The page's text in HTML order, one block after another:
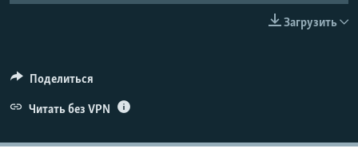
ELIFBE
УКРАИНСКАЯ ПРОБЛЕМА КРЫМА
Загрузить
Поделиться
Читать без VPN